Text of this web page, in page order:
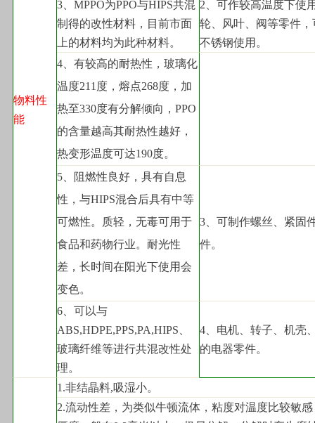
物料性
能
3 、MPPO为PPO与HIPS共混
制得的改性材料，目前市面
上的材料均为此种材料。
2 、可作较高温度下使
轮、风叶、阀等零件，
不锈钢使用。
4 、有较高的耐热性，玻璃化
温度211度，熔点268度，加
热至330度有分解倾向，PPO
的含量越高其耐热性越好，
热变形温度可达190度。
5 、阻燃性良好，具有自息
性，与HIPS混合后具有中等
可燃性。质轻，无毒可用于
食品和药物行业。耐光性
差，长时间在阳光下使用会
变色。
3 、可制作螺丝、紧固
件。
6 、可以与
ABS,HDPE,PPS,PA,HIPS、
玻璃纤维等进行共混改性处
理。
4 、电机、转子、机壳
的电器零件。
1.非结晶料,吸湿小。
2.流动性差，为类似牛顿流体，粘度对温度比较敏